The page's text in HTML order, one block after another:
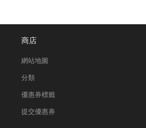
商店
網站地圖
分類
優惠券標籤
提交優惠券